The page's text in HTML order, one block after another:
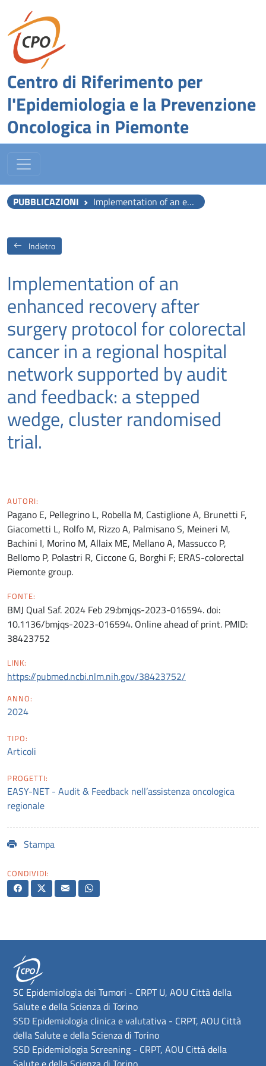
Centro di Riferimento per
l'Epidemiologia e la Prevenzione
Oncologica in Piemonte
PUBBLICAZIONI Implementation of an enhanced recovery after surgery protocol for colorectal cancer in a regional hospital network supported by audit and feedback: a stepped wedge, cluster randomised trial.
Indietro
Implementation of an
enhanced recovery after
surgery protocol for colorectal
cancer in a regional hospital
network supported by audit
and feedback: a stepped
wedge, cluster randomised
trial.
AUTORI:
Pagano E, Pellegrino L, Robella M, Castiglione A, Brunetti F,
Giacometti L, Rolfo M, Rizzo A, Palmisano S, Meineri M,
Bachini I, Morino M, Allaix ME, Mellano A, Massucco P,
Bellomo P, Polastri R, Ciccone G, Borghi F; ERAS-colorectal
Piemonte group.
FONTE:
BMJ Qual Saf. 2024 Feb 29:bmjqs-2023-016594. doi:
10.1136/bmjqs-2023-016594. Online ahead of print. PMID:
38423752
LINK:
https://pubmed.ncbi.nlm.nih.gov/38423752/
ANNO:
2024
TIPO:
Articoli
PROGETTI:
EASY-NET - Audit & Feedback nell’assistenza oncologica
regionale
Stampa
CONDIVIDI:
SC Epidemiologia dei Tumori - CRPT U, AOU Città della
Salute e della Scienza di Torino
SSD Epidemiologia clinica e valutativa - CRPT, AOU Città
della Salute e della Scienza di Torino
SSD Epidemiologia Screening - CRPT, AOU Città della